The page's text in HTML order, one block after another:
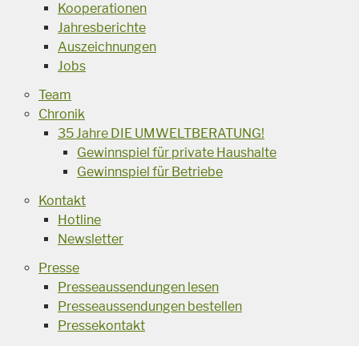
Kooperationen
Jahresberichte
Auszeichnungen
Jobs
Team
Chronik
35 Jahre DIE UMWELTBERATUNG!
Gewinnspiel für private Haushalte
Gewinnspiel für Betriebe
Kontakt
Hotline
Newsletter
Presse
Presseaussendungen lesen
Presseaussendungen bestellen
Pressekontakt